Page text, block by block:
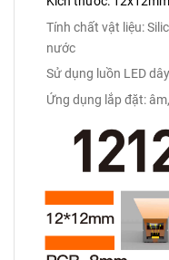
Tính chất vật liệu:
nước
Sử dụng luồn LED
Ứng dụng lắp đặt: